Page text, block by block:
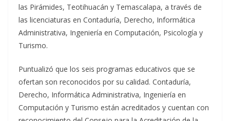
las Pirámides, Teotihuacán y Temascalapa, a través de
las licenciaturas en Contaduría, Derecho, Informática
Administrativa, Ingeniería en Computación, Psicología y
Turismo.
Puntualizó que los seis programas educativos que se
ofertan son reconocidos por su calidad. Contaduría,
Derecho, Informática Administrativa, Ingeniería en
Computación y Turismo están acreditados y cuentan con